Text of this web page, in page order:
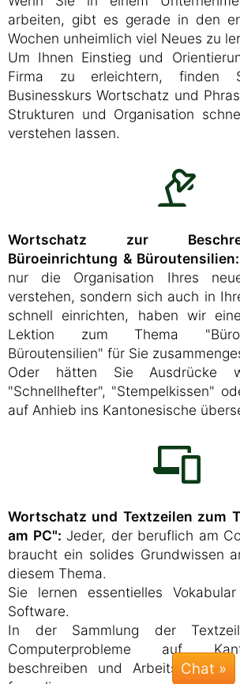
arbeiten, gibt es gerade in den
Wochen unheimlich viel Neues zu
Um Ihnen Einstieg und
Firma zu erleichtern, finden
Businesskurs Wortschatz und
Strukturen und Organisation
verstehen lassen.
Wortschatz zur
Büroeinrichtung & Büroutensilien:
nur die Organisation Ihres
verstehen, sondern sich auch in
schnell einrichten, haben wir
Lektion zum Thema
Büroutensilien" für Sie
Oder hätten Sie Ausdrücke
"Schnellhefter", "Stempelkissen"
auf Anhieb ins Kantonesische
Wortschatz und Textzeilen zum
am PC": Jeder, der beruflich am
braucht ein solides Grundwissen
diesem Thema.
Sie lernen essentielles
Software.
In der Sammlung der
Computerprobleme auf
beschreiben und
Chat »